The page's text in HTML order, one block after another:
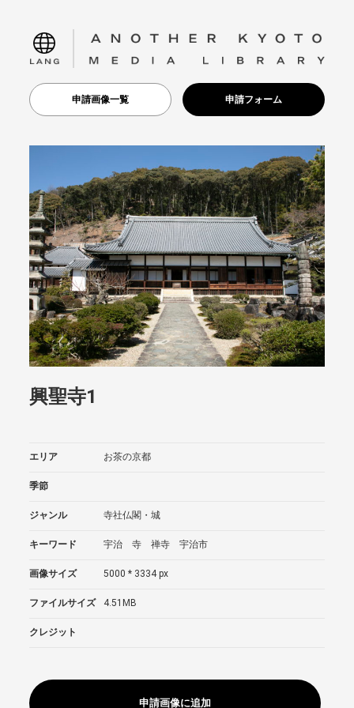
language
申請画像一覧 申請フォーム
興聖寺1
エリア お茶の京都
季節
ジャンル 寺社仏閣・城
キーワード 宇治 寺 禅寺 宇治市
画像サイズ 5000 * 3334 px
ファイルサイズ 4.51MB
クレジット
申請画像に追加